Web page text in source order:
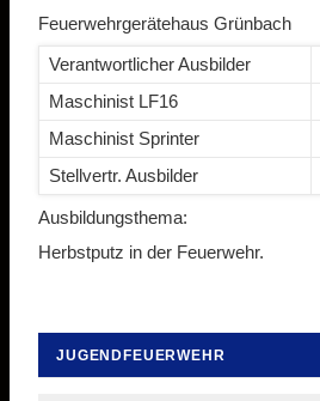
Feuerwehrgerätehaus Grünbach
Verantwortlicher Ausbilder
Maschinist LF16
Maschinist Sprinter
Stellvertr. Ausbilder
Ausbildungsthema:
Herbstputz in der Feuerwehr.
JUGENDFEUERWEHR